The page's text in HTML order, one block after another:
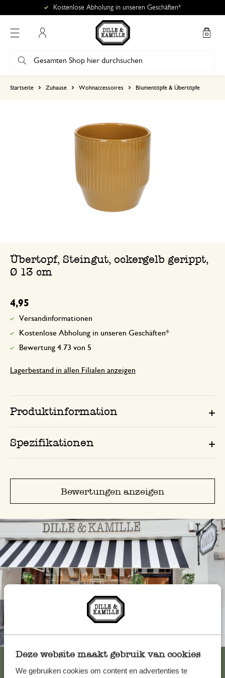
Deze website maakt gebruik van cookies
We gebruiken cookies om content en advertenties te
Kostenlose Abholung in unseren Geschäften*
Startseite Zuhause Wohnaccessoires Blumentöpfe & Übertöpfe
Übertopf, Steingut, ockergelb gerippt,
Ø 13 cm
4,95
Versandinformationen
Kostenlose Abholung in unseren Geschäften*
Bewertung 4.73 von 5
Lagerbestand in allen Filialen anzeigen
Produktinformation
Spezifikationen
Bewertungen anzeigen
Immer in der Nähe
Alle 62 Geschäfte anzeigen
3
2
20. Januar 2025